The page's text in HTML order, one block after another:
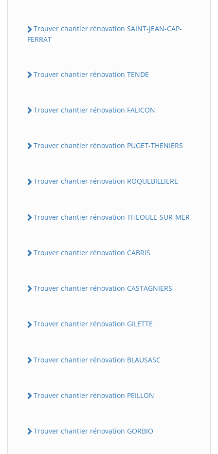
Trouver chantier rénovation SAINT-JEAN-CAP-
FERRAT
Trouver chantier rénovation TENDE
Trouver chantier rénovation FALICON
Trouver chantier rénovation PUGET-THENIERS
Trouver chantier rénovation ROQUEBILLIERE
Trouver chantier rénovation THEOULE-SUR-MER
Trouver chantier rénovation CABRIS
Trouver chantier rénovation CASTAGNIERS
Trouver chantier rénovation GILETTE
Trouver chantier rénovation BLAUSASC
Trouver chantier rénovation PEILLON
Trouver chantier rénovation GORBIO